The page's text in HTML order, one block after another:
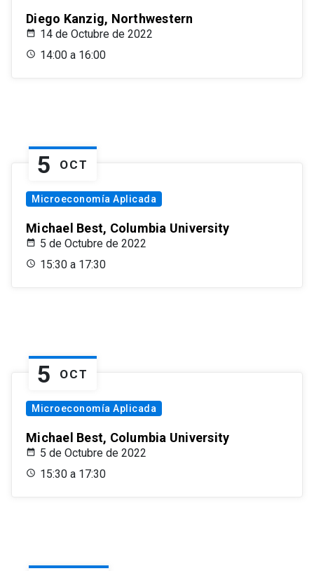
Diego Kanzig, Northwestern
14 de Octubre de 2022
14:00 a 16:00
5 OCT
Microeconomía Aplicada
Michael Best, Columbia University
5 de Octubre de 2022
15:30 a 17:30
5 OCT
Microeconomía Aplicada
Michael Best, Columbia University
5 de Octubre de 2022
15:30 a 17:30